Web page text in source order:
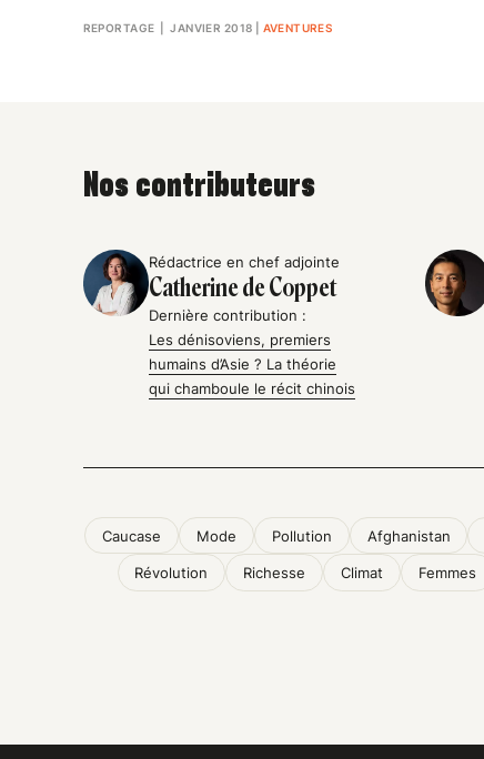
REPORTAGE | JANVIER 2018 AVENTURES
Nos contributeurs
Rédactrice en chef adjointe
Catherine de Coppet
Dernière contribution :
Les dénisoviens, premiers
humains d’Asie ? La théorie
qui chamboule le récit chinois
Caucase Mode Pollution Afghanistan
Révolution Richesse Climat Femmes